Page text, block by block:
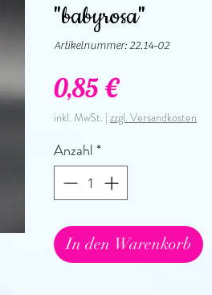
"babyrosa"
Artikelnummer: 22.14-02
0,85 €Preis
inkl. MwSt. | zzgl. Versandkosten
Anzahl*
In den Warenkorb